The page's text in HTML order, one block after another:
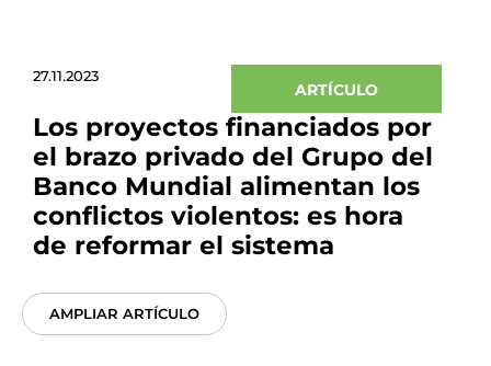
27.11.2023
ARTÍCULO
Los proyectos financiados por
el brazo privado del Grupo del
Banco Mundial alimentan los
conflictos violentos: es hora
de reformar el sistema
AMPLIAR ARTÍCULO